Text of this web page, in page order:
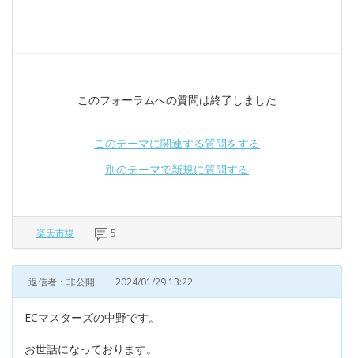
このフォーラムへの質問は終了しました
このテーマに関連する質問をする
別のテーマで新規に質問する
楽天市場 5
返信者：非公開 2024/01/29 13:22
ECマスターズの中野です。
お世話になっております。